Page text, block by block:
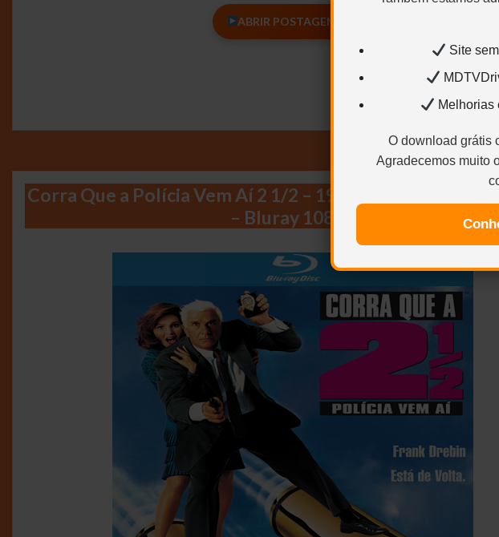
Site
Melhorias
O download grátis
Agradecemos muito
ABRIR POSTAGEM <<<
Corra Que a Polícia Vem Aí 2 1/2 – 1991 – (Dual Áudio/
– Bluray 1080p